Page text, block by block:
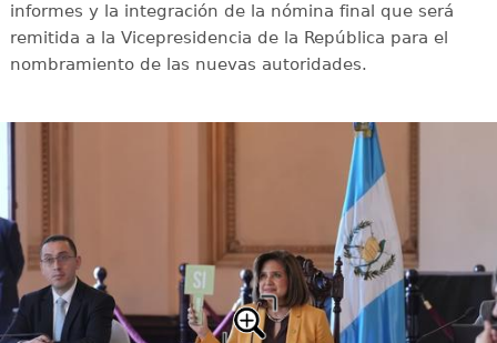
informes y la integración de la nómina final que será
remitida a la Vicepresidencia de la República para el
nombramiento de las nuevas autoridades.